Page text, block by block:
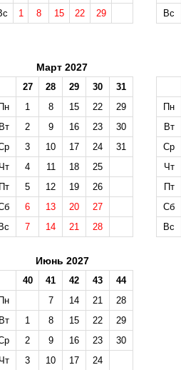
1 8 15 22 29
Вс
Март 2027
27 28 29 30
31
Пн
1 8 15 22
29
Вт
2 9 16 23
30
3 10 17 24
31
Чт
4 11 18
25
Пт
5 12 19
26
6 13 20
27
Вс
7 14 21 28
Пн
Вт
Ср
Чт
Пт
Сб
Вс
Июнь 2027
40 41 42 43
44
Пн
7 14 21
28
Вт
1 8 15 22
29
2 9 16 23
30
Чт
3 10 17 24